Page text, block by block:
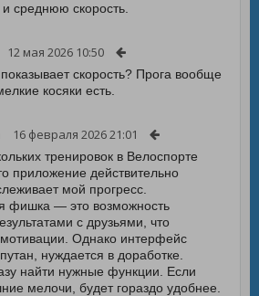
среднюю скорость.
12 мая 2026 10:50
скорость? Прога вообще
косяки есть.
16 февраля 2026 21:01
тренировок в Велоспорте
приложение действительно
мой прогресс.
фишка — это возможность
с друзьями, что
Однако интерфейс
нуждается в доработке.
найти нужные функции. Если
мелочи, будет гораздо удобнее.